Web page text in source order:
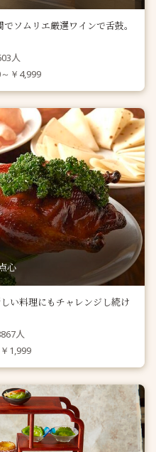
ソムリエ厳選ワインで舌鼓。
人
￥4,999
心
い料理にもチャレンジし続け
人
1,999